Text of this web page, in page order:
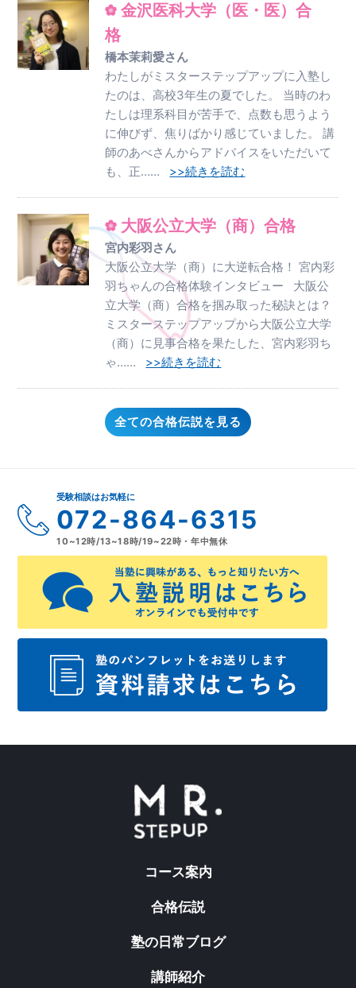
金沢医科大学（医・医）合
格
橋本茉莉愛さん
わたしがミスターステップアップに入塾し
たのは、高校3年生の夏でした。 当時のわ
たしは理系科目が苦手で、点数も思うよう
に伸びず、焦りばかり感じていました。 講
師のあべさんからアドバイスをいただいて
も、正…… >>続きを読む
大阪公立大学（商）合格
宮内彩羽さん
大阪公立大学（商）に大逆転合格！ 宮内彩
羽ちゃんの合格体験インタビュー 大阪公
立大学（商）合格を掴み取った秘訣とは？
ミスターステップアップから大阪公立大学
（商）に見事合格を果たした、宮内彩羽ち
ゃ…… >>続きを読む
全ての合格伝説を見る
受験相談はお気軽に
072-864-6315
10~12時/13~18時/19~22時・年中無休
コース案内
合格伝説
塾の日常ブログ
講師紹介